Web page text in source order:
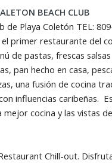
BEACH CLUB
de Playa Coletón TEL:
el primer restaurante del
de pastas, frescas
pan hecho en casa,
una fusión de cocina
influencias caribeñas.
cocina y las vistas
Chill-out.